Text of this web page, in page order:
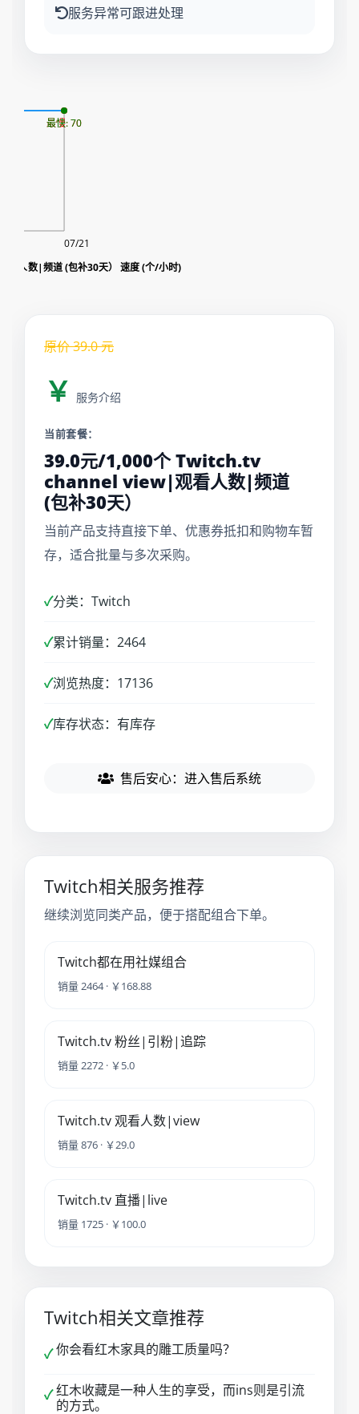
服务异常可跟进处理
人数|频道 (包补30天） 速度 (个/小时)
07/21
最慢: 70
最快: 70
原价39.0元
￥ 服务介绍
当前套餐：
39.0元/1,000个 Twitch.tv
channel view|观看人数|频道
(包补30天）
当前产品支持直接下单、优惠券抵扣和购物车暂
存，适合批量与多次采购。
✓分类：Twitch
✓累计销量：2464
✓浏览热度：17136
✓库存状态：有库存
售后安心：进入售后系统
Twitch相关服务推荐
继续浏览同类产品，便于搭配组合下单。
Twitch都在用社媒组合
销量 2464 · ￥168.88
Twitch.tv 粉丝|引粉|追踪
销量 2272 · ￥5.0
Twitch.tv 观看人数|view
销量 876 · ￥29.0
Twitch.tv 直播|live
销量 1725 · ￥100.0
Twitch相关文章推荐
✓你会看红木家具的雕工质量吗？
✓红木收藏是一种人生的享受，而ins则是引流
的方式。